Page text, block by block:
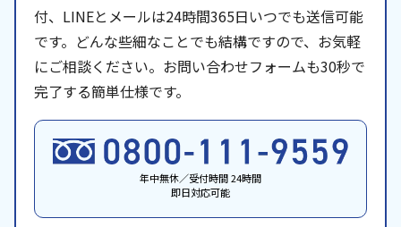
付、LINEとメールは24時間365日いつでも送信可能
です。どんな些細なことでも結構ですので、お気軽
にご相談ください。お問い合わせフォームも30秒で
完了する簡単仕様です。
年中無休／受付時間 24時間
即日対応可能